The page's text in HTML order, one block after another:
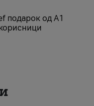
подарок од А1